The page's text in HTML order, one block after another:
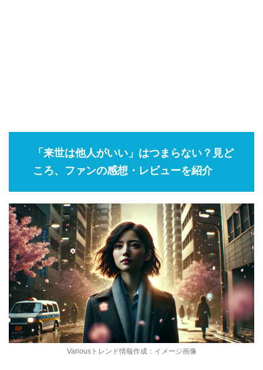
「来世は他人がいい」はつまらない？見ど
ころ、ファンの感想・レビューを紹介
Variousトレンド情報作成：イメージ画像